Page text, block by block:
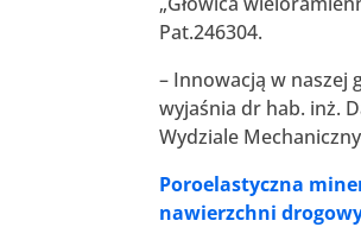
Pat.246304.
– Innowacją w naszej
wyjaśnia dr hab. inż.
Wydziale
Poroelastyczna
nawierzchni